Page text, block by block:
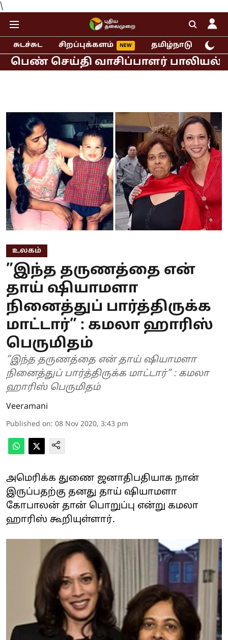
\
சுடச்சுட சிறப்புக்களம் தமிழ்நாடு
வாசிப்பாளர் பாலியல் புகார்!
உலகம்
”இந்த தருணத்தை என்
தாய் ஷியாமளா
நினைத்துப் பார்த்திருக்க
மாட்டார்” : கமலா ஹாரிஸ்
பெருமிதம்
”இந்த தருணத்தை என் தாய் ஷியாமளா
நினைத்துப் பார்த்திருக்க மாட்டார்” : கமலா
ஹாரிஸ் பெருமிதம்
Veeramani
Published on: 08 Nov 2020, 3:43 pm
அமெரிக்க துணை ஜனாதிபதியாக நான்
இருப்பதற்கு தனது தாய் ஷியாமளா
கோபாலன் தான் பொறுப்பு என்று கமலா
ஹாரிஸ் கூறியுள்ளார்.